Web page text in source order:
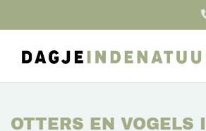
OTTERS EN VOGELS